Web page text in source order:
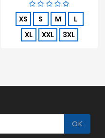
XS S M
L
XL
XXL 3XL